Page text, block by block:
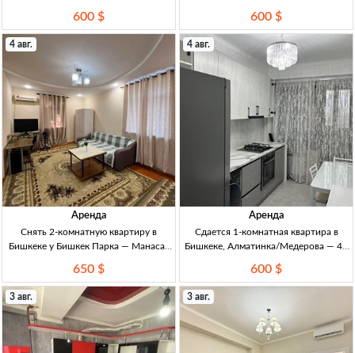
600 $ 600 $
4 авг.
Аренда
Снять 2-комнатную квартиру в
Бишкеке у Бишкек Парка — Манаса/
бытовая техника, закр. двор, дет.
площадка, охрана, длит. аренда, Биш
650 $
4 авг.
Аренда
Сдается 1-комнатная квартира в
Бишкеке, Алматинка/Медерова — 45
Медерова, 45 м², 10/10 эт., меб., вся
быт. тех., закр. двор, дет. площадк
600 $
3 авг. 3 авг.